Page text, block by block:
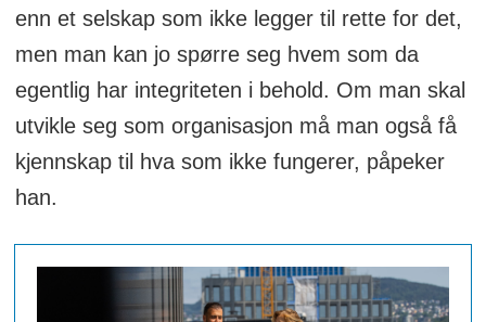
enn et selskap som ikke legger til rette for det,
men man kan jo spørre seg hvem som da
egentlig har integriteten i behold. Om man skal
utvikle seg som organisasjon må man også få
kjennskap til hva som ikke fungerer, påpeker
han.